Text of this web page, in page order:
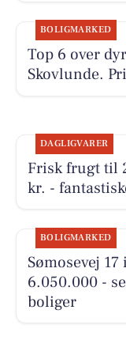
BOLIGMARKED
Top 6 over
Skovlunde.
DAGLIGVARER
Frisk frugt til
kr. -
BOLIGMARKED
Sømosevej
6.050.000 -
boliger